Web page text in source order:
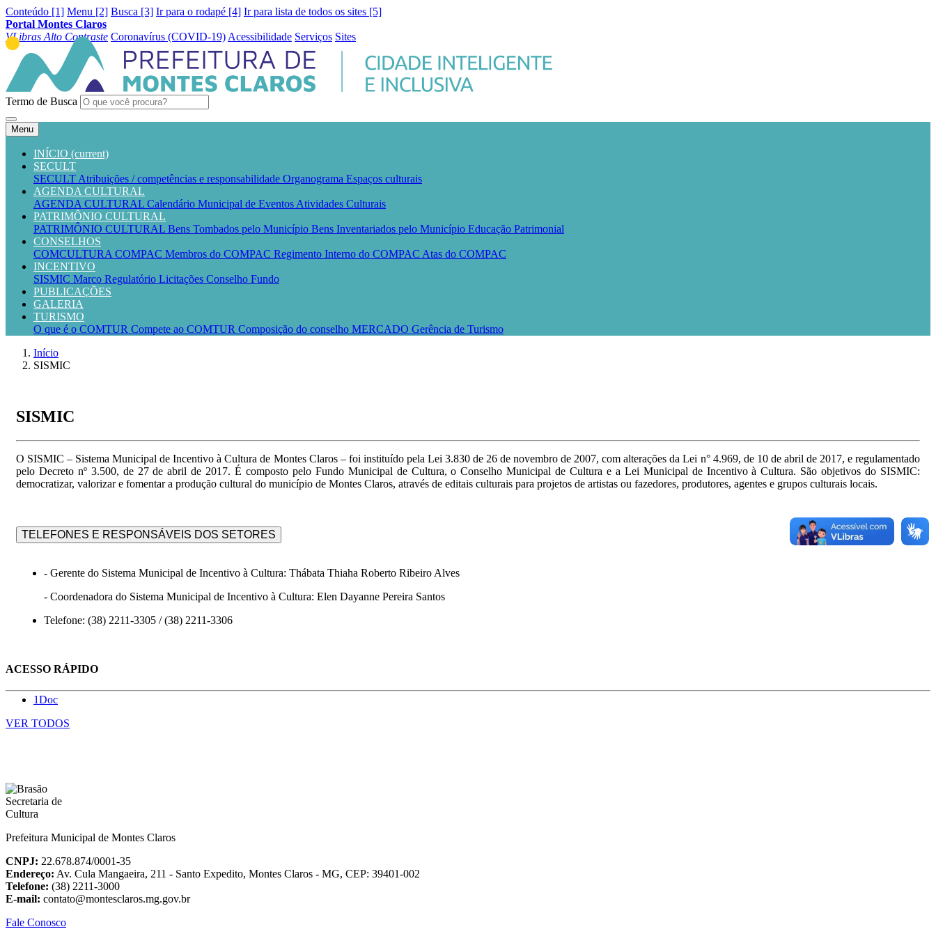
Conteúdo [1] Menu [2] Busca [3] Ir para o rodapé [4] Ir para lista de todos os sites [5]
Portal Montes Claros
VLibras Alto Contraste Coronavírus (COVID-19) Acessibilidade Serviços Sites
Termo de Busca
Menu
INÍCIO (current)
SECULT
SECULT Atribuições / competências e responsabilidade Organograma Espaços culturais
AGENDA CULTURAL
AGENDA CULTURAL Calendário Municipal de Eventos Atividades Culturais
PATRIMÔNIO CULTURAL
PATRIMÔNIO CULTURAL Bens Tombados pelo Município Bens Inventariados pelo Município Educação Patrimonial
CONSELHOS
COMCULTURA COMPAC Membros do COMPAC Regimento Interno do COMPAC Atas do COMPAC
INCENTIVO
SISMIC Marco Regulatório Licitações Conselho Fundo
PUBLICAÇÕES
GALERIA
TURISMO
O que é o COMTUR Compete ao COMTUR Composição do conselho MERCADO Gerência de Turismo
Início
SISMIC
SISMIC
O SISMIC – Sistema Municipal de Incentivo à Cultura de Montes Claros – foi instituído pela Lei 3.830 de 26 de novembro de 2007, com alterações da Lei n° 4.969, de 10 de abril de 2017, e regulamentado
pelo Decreto nº 3.500, de 27 de abril de 2017. É composto pelo Fundo Municipal de Cultura, o Conselho Municipal de Cultura e a Lei Municipal de Incentivo à Cultura. São objetivos do SISMIC:
democratizar, valorizar e fomentar a produção cultural do município de Montes Claros, através de editais culturais para projetos de artistas ou fazedores, produtores, agentes e grupos culturais locais.
TELEFONES E RESPONSÁVEIS DOS SETORES
- Gerente do Sistema Municipal de Incentivo à Cultura: Thábata Thiaha Roberto Ribeiro Alves
- Coordenadora do Sistema Municipal de Incentivo à Cultura: Elen Dayanne Pereira Santos
Telefone: (38) 2211-3305 / (38) 2211-3306
ACESSO RÁPIDO
1Doc
VER TODOS
Prefeitura Municipal de Montes Claros
CNPJ: 22.678.874/0001-35
Endereço: Av. Cula Mangaeira, 211 - Santo Expedito, Montes Claros - MG, CEP: 39401-002
Telefone: (38) 2211-3000
E-mail: contato@montesclaros.mg.gov.br
Fale Conosco